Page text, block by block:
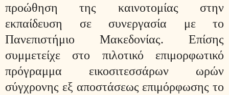
προώθηση της καινοτομίας στην
εκπαίδευση σε συνεργασία με το
Πανεπιστήμιο Μακεδονίας. Επίσης
συμμετείχε στο πιλοτικό επιμορφωτικό
πρόγραμμα εικοσιτεσσάρων ωρών
σύγχρονης εξ αποστάσεως επιμόρφωσης το